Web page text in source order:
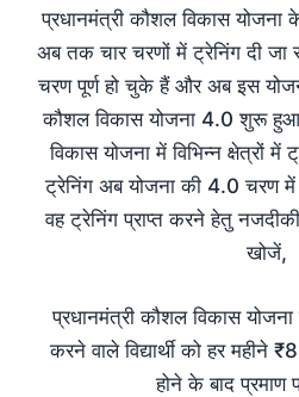
प्रधानमंत्री कौशल विकास योजना
अब तक चार चरणों में ट्रेनिंग दी जा
चरण पूर्ण हो चुके हैं और अब इस
कौशल विकास योजना 4.0 शुरू
विकास योजना में विभिन्न क्षेत्रों में
ट्रेनिंग अब योजना की 4.0 चरण
वह ट्रेनिंग प्राप्त करने हेतु
खोजें,
प्रधानमंत्री कौशल विकास
करने वाले विद्यार्थी को हर महीने
होने के बाद प्रमाण